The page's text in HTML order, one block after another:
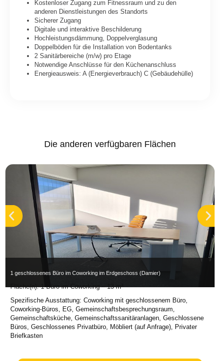
Kostenloser Zugang zum Fitnessraum und zu den
anderen Dienstleistungen des Standorts
Sicherer Zugang
Digitale und interaktive Beschilderung
Hochleistungsdämmung, Doppelverglasung
Doppelböden für die Installation von Bodentanks
2 Sanitärbereiche (m/w) pro Etage
Notwendige Anschlüsse für den Küchenanschluss
Energieausweis: A (Energieverbrauch) C (Gebäudehülle)
Die anderen verfügbaren Flächen
1 geschlossenes Büro im Coworking im Erdgeschoss (Damier)
Fläche(n): 1 Büro im Coworking – 13 m²
Spezifische Ausstattung: Coworking mit geschlossenem Büro,
Coworking-Büros, EG, Gemeinschaftsbesprechungsraum,
Gemeinschaftsküche, Gemeinschaftssanitäranlagen, Geschlossene
Büros, Geschlossenes Privatbüro, Möbliert (auf Anfrage), Privater
Briefkasten